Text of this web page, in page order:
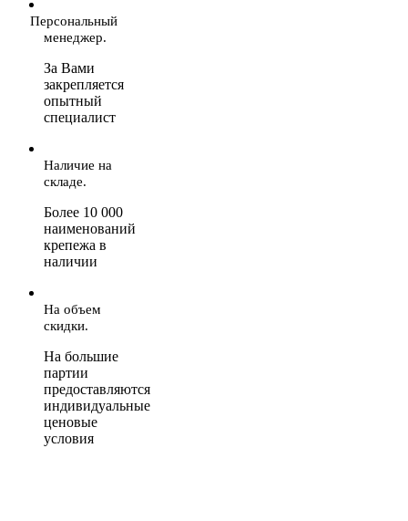
Персональный
менеджер.
За Вами
закрепляется
опытный
специалист
Наличие на
складе.
Более 10 000
наименований
крепежа в
наличии
На объем
скидки.
На большие
партии
предоставляются
индивидуальные
ценовые
условия